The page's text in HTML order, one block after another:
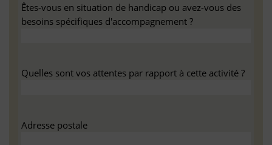
Êtes-vous en situation de handicap ou avez-vous des
besoins spécifiques d'accompagnement ?
Quelles sont vos attentes par rapport à cette activité ?
Adresse postale